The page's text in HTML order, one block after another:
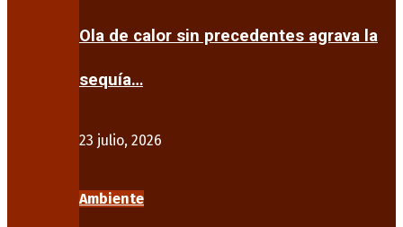
Ola de calor sin precedentes agrava la
sequía…
23 julio, 2026
Ambiente